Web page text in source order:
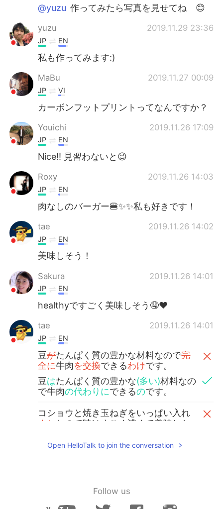
@yuzu 作ってみたら写真を見せてね 😊
yuzu 2019.11.29 23:36
JP EN
私も作ってみます:)
MaBu 2019.11.27 00:09
JP VI
カーボンフットプリントってなんですか？
Youichi 2019.11.26 17:09
JP EN
Nice!! 見習わないと😉
Roxy 2019.11.26 14:03
JP EN
肉なしのバーガー🍔✨✨私も好きです！
tae 2019.11.26 14:02
JP EN
美味しそう！
Sakura 2019.11.26 14:01
JP EN
healthyですごく美味しそう🤤❤️
tae 2019.11.26 14:01
JP EN
豆がたんぱく質の豊かな材料なので完
全に牛肉を交換できるわけです。
豆はたんぱく質の豊かな(多い)材料なの
で牛肉の代わりにできるのです。
コショウと焼き玉ねぎをいっぱい入れ
まし
たので味はすごく濃くて美味しか
コショウと焼き玉ねぎをいっぱい入れ
Open HelloTalk to join the conversation
Follow us